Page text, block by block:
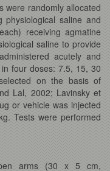
were randomly allocated
saline and
receiving agmatine
saline to provide
acutely and
four doses: 7.5, 15, 30
on the basis of
Lal, 2002; Lavinsky et
or vehicle was injected
Tests were performed
arms (30 x 5 cm,